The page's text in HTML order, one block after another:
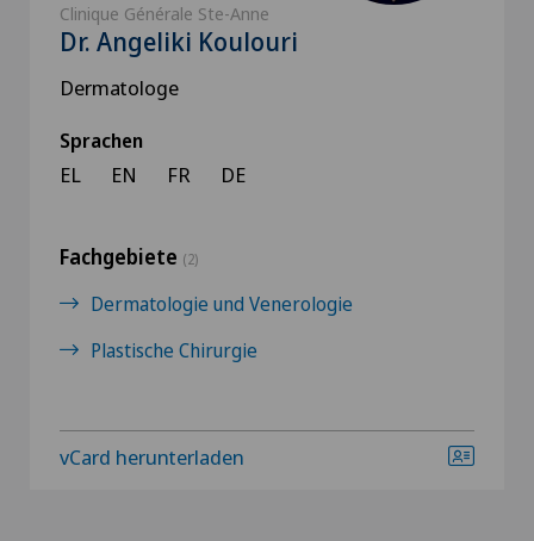
Clinique Générale Ste-Anne
Dr. Angeliki Koulouri
Dermatologe
Sprachen
EL EN FR DE
Fachgebiete (2)
Dermatologie und Venerologie
Plastische Chirurgie
vCard herunterladen